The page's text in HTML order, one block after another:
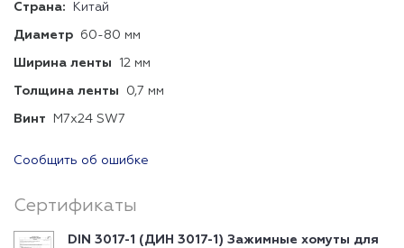
Страна: Китай
Диаметр 60-80 мм
Ширина ленты 12 мм
Толщина ленты 0,7 мм
Винт М7х24 SW7
Сообщить об ошибке
Сертификаты
DIN 3017-1 (ДИН 3017-1) Зажимные хомуты для